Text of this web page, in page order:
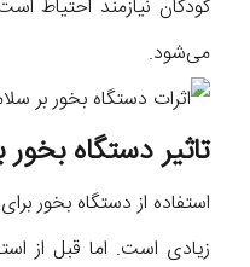
کودکان نیازمند احتیاط
می‌شود.
تاثیر دستگاه
استفاده از دستگاه بخور
زیادی است. اما قبل از